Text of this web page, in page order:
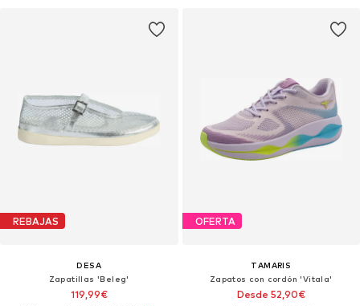
REBAJAS
DESA
Zapatillas 'Beleg'
119,99€
OFERTA
TAMARIS
Zapatos con cordón 'Vitala'
Desde 52,90€